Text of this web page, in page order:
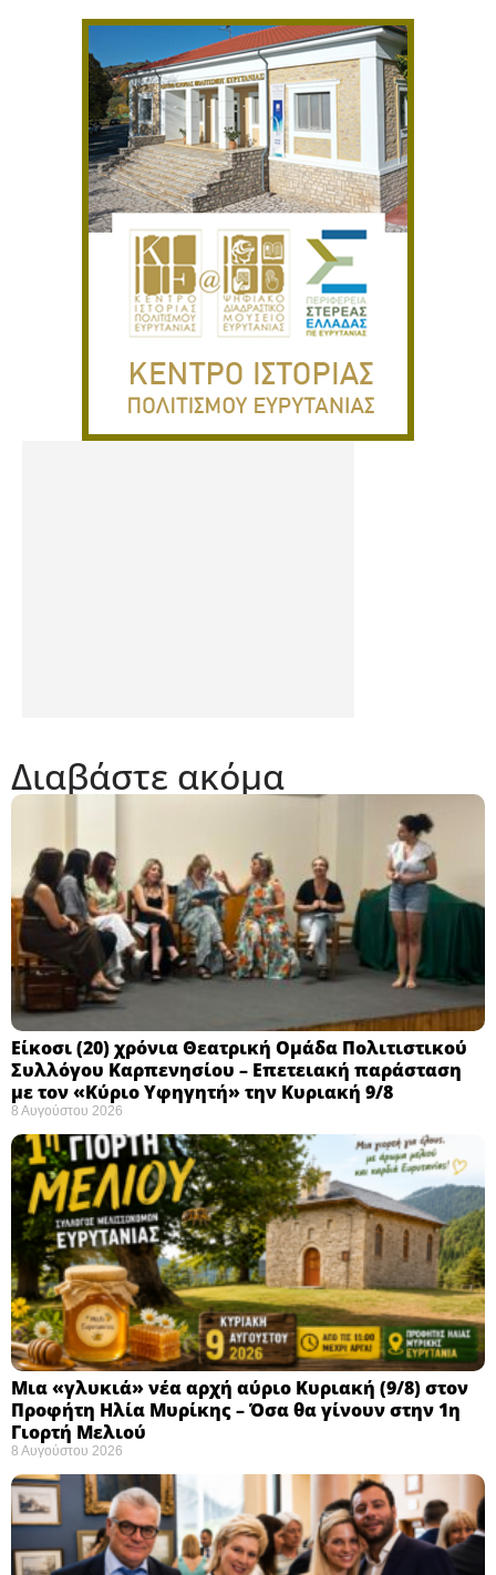
Διαβάστε ακόμα
Eίκοσι (20) χρόνια Θεατρική Ομάδα Πολιτιστικού
Συλλόγου Καρπενησίου – Επετειακή παράσταση
με τον «Κύριο Υφηγητή» την Κυριακή 9/8
8 Αυγούστου 2026
Μια «γλυκιά» νέα αρχή αύριο Κυριακή (9/8) στον
Προφήτη Ηλία Μυρίκης – Όσα θα γίνουν στην 1η
Γιορτή Μελιού
8 Αυγούστου 2026